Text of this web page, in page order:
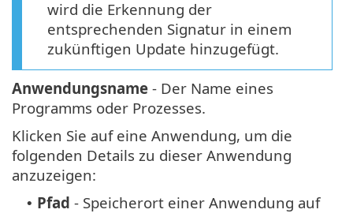
wird die Erkennung der
entsprechenden Signatur in einem
zukünftigen Update hinzugefügt.
Anwendungsname - Der Name eines
Programms oder Prozesses.
Klicken Sie auf eine Anwendung, um die
folgenden Details zu dieser Anwendung
anzuzeigen:
• Pfad - Speicherort einer Anwendung auf